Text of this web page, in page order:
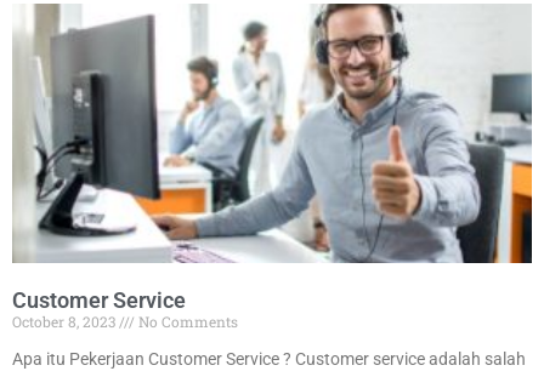
Customer Service
October 8, 2023
No Comments
Apa itu Pekerjaan Customer Service ? Customer service adalah salah